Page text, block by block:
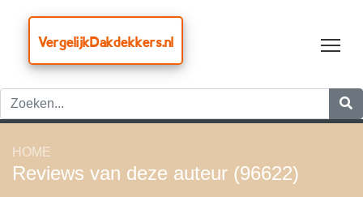
VergelijkDakdekkers.nl
HOME
Reviews van deze auteur (96622)